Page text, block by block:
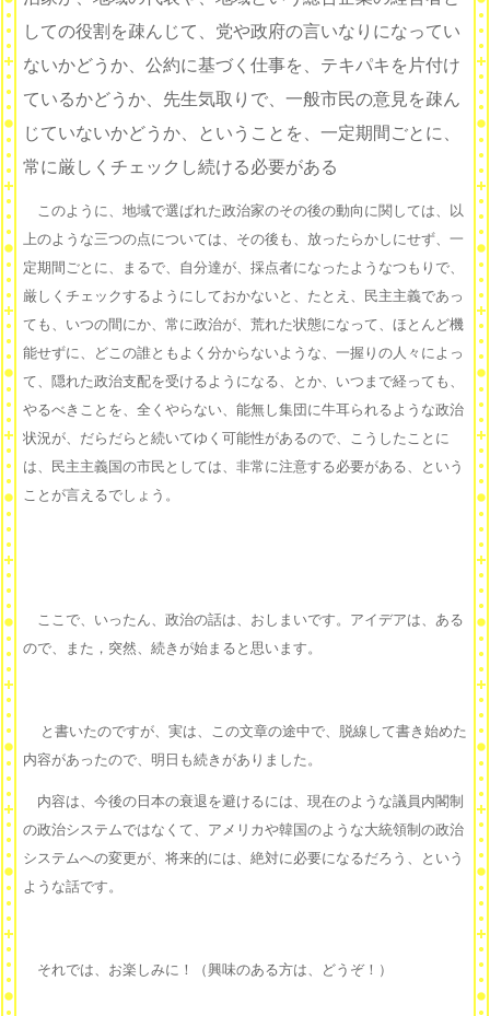
しての役割を疎んじて、党や政府の言いなりになってい
ないかどうか、公約に基づく仕事を、テキパキを片付け
ているかどうか、先生気取りで、一般市民の意見を疎ん
じていないかどうか、ということを、一定期間ごとに、
常に厳しくチェックし続ける必要がある
このように、地域で選ばれた政治家のその後の動向に関しては、以
上のような三つの点については、その後も、放ったらかしにせず、一
定期間ごとに、まるで、自分達が、採点者になったようなつもりで、
厳しくチェックするようにしておかないと、たとえ、民主主義であっ
ても、いつの間にか、常に政治が、荒れた状態になって、ほとんど機
能せずに、どこの誰ともよく分からないような、一握りの人々によっ
て、隠れた政治支配を受けるようになる、とか、いつまで経っても、
やるべきことを、全くやらない、能無し集団に牛耳られるような政治
状況が、だらだらと続いてゆく可能性があるので、こうしたことに
は、民主主義国の市民としては、非常に注意する必要がある、という
ことが言えるでしょう。
ここで、いったん、政治の話は、おしまいです。アイデアは、ある
ので、また，突然、続きが始まると思います。
と書いたのですが、実は、この文章の途中で、脱線して書き始めた
内容があったので、明日も続きがありました。
内容は、今後の日本の衰退を避けるには、現在のような議員内閣制
の政治システムではなくて、アメリカや韓国のような大統領制の政治
システムへの変更が、将来的には、絶対に必要になるだろう、という
ような話です。
それでは、お楽しみに！（興味のある方は、どうぞ！）